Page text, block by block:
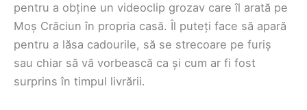
pentru a obține un videoclip grozav care îl arată pe
Moș Crăciun în propria casă. Îl puteți face să apară
pentru a lăsa cadourile, să se strecoare pe furiș
sau chiar să vă vorbească ca și cum ar fi fost
surprins în timpul livrării.